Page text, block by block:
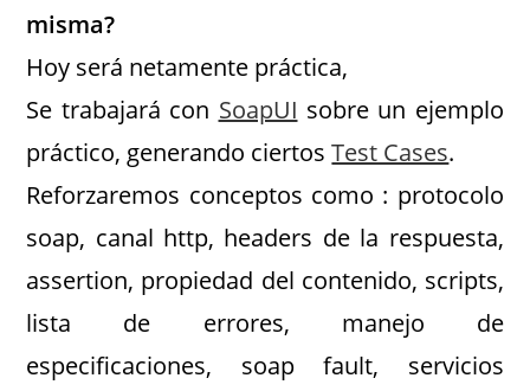
misma?
Hoy será netamente práctica,
Se trabajará con SoapUI sobre un ejemplo
práctico, generando ciertosTest Cases.
Reforzaremos conceptos como : protocolo
soap, canal http, headers de la respuesta,
assertion, propiedad del contenido, scripts,
lista de errores, manejo de
especificaciones, soap fault, servicios